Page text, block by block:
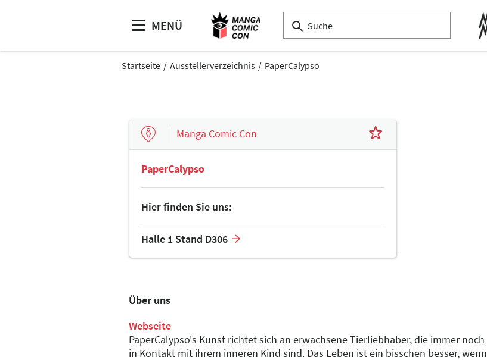
MENÜ
Startseite Ausstellerverzeichnis PaperCalypso
Manga Comic Con
PaperCalypso
Hier finden Sie uns:
Halle 1 Stand D306
Über uns
Webseite
PaperCalypso's Kunst richtet sich an erwachsene Tierliebhaber, die immer noch
in Kontakt mit ihrem inneren Kind sind. Das Leben ist ein bisschen besser, wenn